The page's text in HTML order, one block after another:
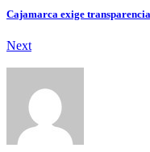
Cajamarca exige
Next